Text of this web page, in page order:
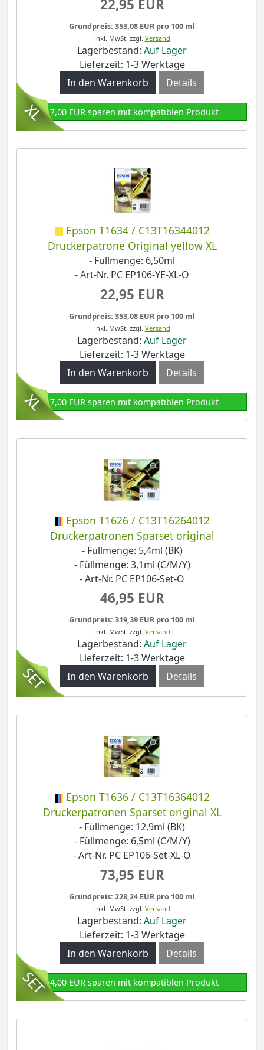
22,95 EUR
Grundpreis: 353,08 EUR pro 100 ml
inkl. MwSt. zzgl. Versand
Lagerbestand: Auf Lager
Lieferzeit: 1-3 Werktage
In den Warenkorb
Details
17,00 EUR sparen mit kompatiblen Produkt
Epson T1634 / C13T16344012
Druckerpatrone Original yellow XL
- Füllmenge: 6,50ml
- Art-Nr. PC EP106-YE-XL-O
22,95 EUR
Grundpreis: 353,08 EUR pro 100 ml
inkl. MwSt. zzgl. Versand
Lagerbestand: Auf Lager
Lieferzeit: 1-3 Werktage
In den Warenkorb
Details
17,00 EUR sparen mit kompatiblen Produkt
Epson T1626 / C13T16264012
Druckerpatronen Sparset original
- Füllmenge: 5,4ml (BK)
- Füllmenge: 3,1ml (C/M/Y)
- Art-Nr. PC EP106-Set-O
46,95 EUR
Grundpreis: 319,39 EUR pro 100 ml
inkl. MwSt. zzgl. Versand
Lagerbestand: Auf Lager
Lieferzeit: 1-3 Werktage
In den Warenkorb
Details
Epson T1636 / C13T16364012
Druckerpatronen Sparset original XL
- Füllmenge: 12,9ml (BK)
- Füllmenge: 6,5ml (C/M/Y)
- Art-Nr. PC EP106-Set-XL-O
73,95 EUR
Grundpreis: 228,24 EUR pro 100 ml
inkl. MwSt. zzgl. Versand
Lagerbestand: Auf Lager
Lieferzeit: 1-3 Werktage
In den Warenkorb
Details
54,00 EUR sparen mit kompatiblen Produkt